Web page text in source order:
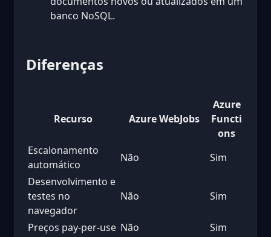
banco NoSQL.
Diferenças
Recurso Azure WebJobs
Azure
Functi
ons
Escalonamento
automático
Não
Sim
Desenvolvimento e
testes no
navegador
Não Sim
Preços pay-per-use Não
Sim